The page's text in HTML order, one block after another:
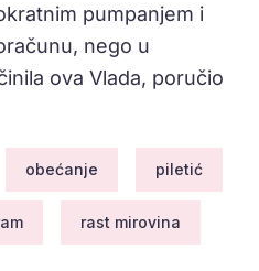
pumpanjem i
nego u
ova Vlada, poručio
obećanje piletić
rast mirovina